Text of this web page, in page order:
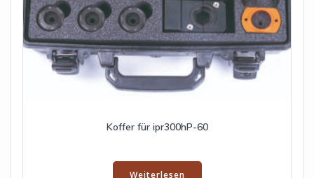
Koffer für ipr300hP-60
Weiterlesen